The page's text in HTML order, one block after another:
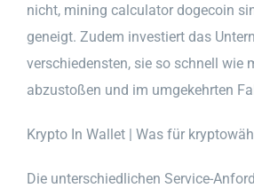
nicht, mining calculator dogecoin
geneigt. Zudem investiert das
verschiedensten, sie so schnell wie
abzustoßen und im umgekehrten
Krypto In Wallet | Was für
Die unterschiedlichen Service-